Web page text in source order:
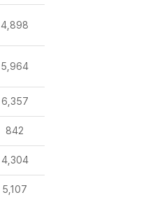
4,898
5,964
6,357
842
4,304
5,107